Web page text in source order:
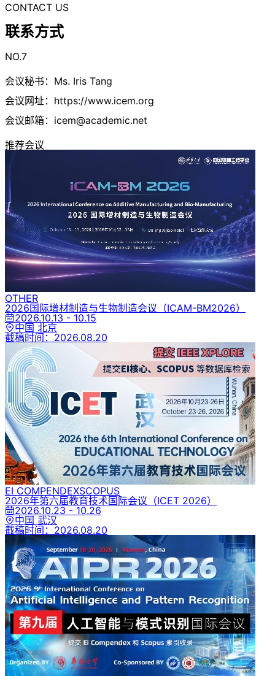
CONTACT US
联系方式
NO.7
会议秘书：Ms. Iris Tang
会议网址：https://www.icem.org
会议邮箱： icem@academic.net
推荐会议
OTHER
2026国际增材制造与生物制造会议 （ICAM-BM2026）
2026.10.13 - 10.15
中国 北京
截稿时间： 2026.08.20
EI COMPENDEXSCOPUS
2026年第六届教育技术国际会议 （ICET 2026）
2026.10.23 - 10.26
中国 武汉
截稿时间： 2026.08.20